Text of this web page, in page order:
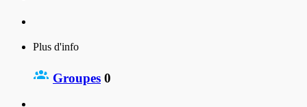
Plus d'info
Groupes 0